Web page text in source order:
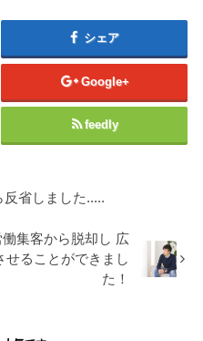
シェア
Google+
feedly
省しました.....
集客から脱却し 広
せることができまし
た！